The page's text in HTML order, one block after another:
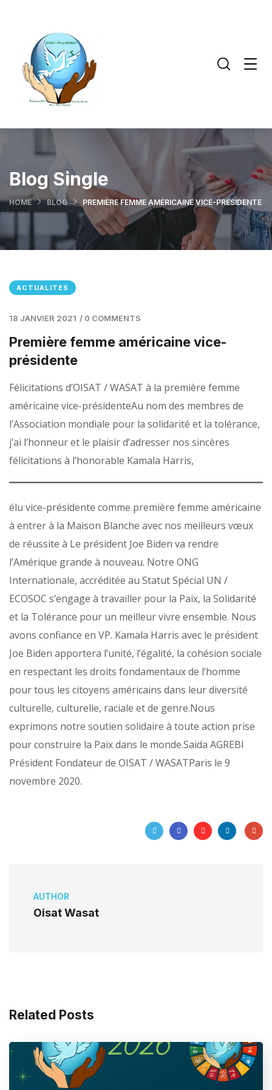
Blog Single
HOME BLOG PREMIÈRE FEMME AMÉRICAINE VICE-PRÉSIDENTE
ACTUALITES
18 JANVIER 2021 / 0 COMMENTS
Première femme américaine vice-
présidente
Félicitations d’OISAT / WASAT à la première femme
américaine vice-présidenteAu nom des membres de
l’Association mondiale pour la solidarité et la tolérance,
j’ai l’honneur et le plaisir d’adresser nos sincères
félicitations à l’honorable Kamala Harris,
élu vice-présidente comme première femme américaine
à entrer à la Maison Blanche avec nos meilleurs vœux
de réussite à Le président Joe Biden va rendre
l’Amérique grande à nouveau. Notre ONG
Internationale, accréditée au Statut Spécial UN /
ECOSOC s’engage à travailler pour la Paix, la Solidarité
et la Tolérance pour un meilleur vivre ensemble. Nous
avons confiance en VP. Kamala Harris avec le président
Joe Biden apportera l’unité, l’égalité, la cohésion sociale
en respectant les droits fondamentaux de l’homme
pour tous les citoyens américains dans leur diversité
culturelle, culturelle, raciale et de genre.Nous
exprimons notre soutien solidaire à toute action prise
pour construire la Paix dans le monde.Saida AGREBI
Président Fondateur de OISAT / WASATParis le 9
novembre 2020.
AUTHOR
Oisat Wasat
Related Posts